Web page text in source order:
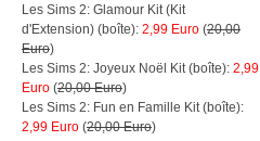
Les Sims 2: Glamour Kit (Kit
d'Extension) (boîte): 2,99 Euro (20,00
Euro)
Les Sims 2: Joyeux Noël Kit (boîte): 2,99
Euro (20,00 Euro)
Les Sims 2: Fun en Famille Kit (boîte):
2,99 Euro (20,00 Euro)